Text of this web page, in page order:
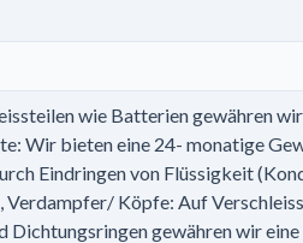
wie Batterien gewähren
Wir bieten eine 24- monatige
Eindringen von Flüssigkeit
Verdampfer/ Köpfe: Auf
Dichtungsringen gewähren wir